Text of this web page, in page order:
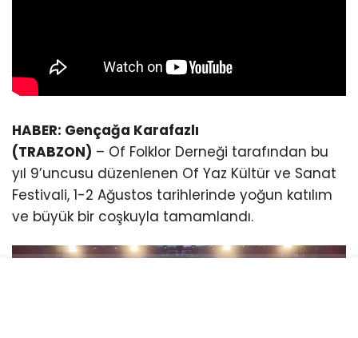
HABER: Gençağa Karafazlı
(TRABZON) – Of Folklor Derneği tarafından bu
yıl 9’uncusu düzenlenen Of Yaz Kültür ve Sanat
Festivali, 1-2 Ağustos tarihlerinde yoğun katılım
ve büyük bir coşkuyla tamamlandı.